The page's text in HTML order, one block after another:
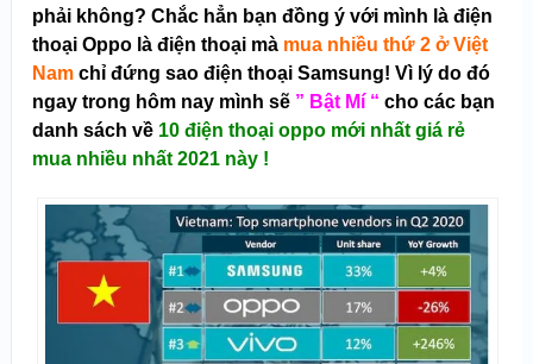
phải không? Chắc hẳn bạn đồng ý với mình là điện
thoại Oppo là điện thoại mà mua nhiều thứ 2 ở Việt
Namchỉ đứng sao điện thoại Samsung! Vì lý do đó
ngay trong hôm nay mình sẽ ” Bật Mí “ cho các bạn
danh sách về 10 điện thoại oppo mới nhất giá rẻ
mua nhiều nhất 2021 này !